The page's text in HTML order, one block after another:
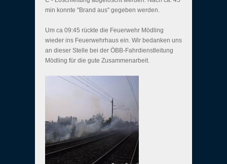
min konnte "Brand aus" gegeben werden.
Um ca 09:45 rückte die Feuerwehr Mödling
wieder ins Feuerwehrhaus ein. Wir bedanken uns
an dieser Stelle bei der ÖBB-Fahrdienstleitung
Mödling für die gute Zusammenarbeit.